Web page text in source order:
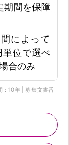
期間を保障
によって
単位で選べ
合のみ
10年 | 募集文書番